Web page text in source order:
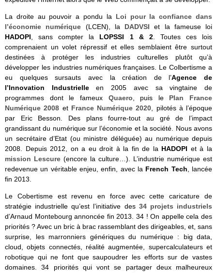
La droite au pouvoir a pondu la Loi pour la confiance dans
l’économie numérique (LCEN), la DADVSI et la fameuse loi
HADOPI, sans compter la LOPSSI 1 & 2. Toutes ces lois
comprenaient un volet répressif et elles semblaient être surtout
destinées à protéger les industries culturelles plutôt qu’à
développer les industries numériques françaises. Le Colbertisme a
eu quelques sursauts avec la création de l’Agence de
l’Innovation Industrielleen 2005 avec sa vingtaine de
programmes dont le fameux Quaero, puis le Plan France
Numérique 2008 et France Numérique 2020, pilotés à l’époque
par Eric Besson. Des plans fourre-tout au gré de l’impact
grandissant du numérique sur l’économie et la société. Nous avons
un secrétaire d’Etat (ou ministre déléguée) au numérique depuis
2008. Depuis 2012, on a eu droit à la fin de la HADOPI et à la
mission Lescure (encore la culture…). L’industrie numérique est
redevenue un véritable enjeu, enfin, avec la French Tech, lancée
fin 2013.
Le Cobertisme est revenu en force avec cette caricature de
stratégie industrielle qu’est l’initiative des 34 projets industriels
d’Arnaud Montebourg annoncée fin 2013. 34 ! On appelle cela des
priorités ? Avec un bric à brac rassemblant des dirigeables, et, sans
surprise, les marronniers génériques du numérique : big data,
cloud, objets connectés, réalité augmentée, supercalculateurs et
robotique qui ne font que saupoudrer les efforts sur de vastes
domaines. 34 priorités qui vont se partager deux malheureux